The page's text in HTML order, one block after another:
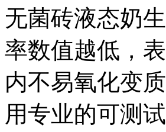
无菌砖液态奶
率数值越低，
内不易氧化变
用专业的可测